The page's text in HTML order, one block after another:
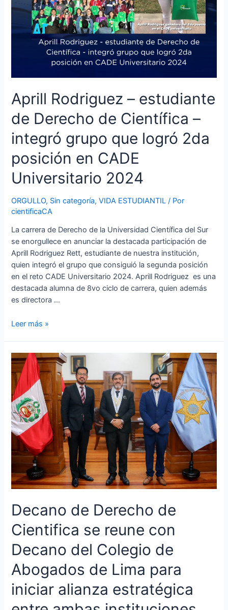
Aprill Rodriguez – estudiante
de Derecho de Científica –
integró grupo que logró 2da
posición en CADE
Universitario 2024
ORGULLO, Sin categoría,VIDA ESTUDIANTIL / Por
cientificaCA
La carrera de Derecho de la Universidad Científica del Sur
se enorgullece en anunciar la destacada participación de
Aprill Rodriguez Rett, estudiante de nuestra institución,
quien integró el grupo que consiguió la segunda posición
en el reto CADE Universitario 2024. Aprill Rodriguez es una
destacada alumna de 8vo ciclo de carrera, quien además
es directora …
que
2da
posición
Universitario
Leer más »
Decano de Derecho de
Cientifica se reune con
Decano del Colegio de
Abogados de Lima para
iniciar alianza estratégica
Decano
Derecho
de
Cientifica
se
reune
con
Decano
del
Colegio
de
de
para
iniciar
alianza
estratégica
ambas
instituciones